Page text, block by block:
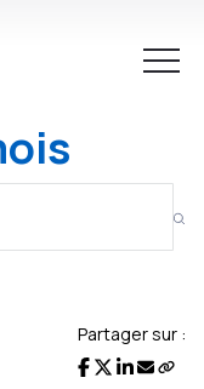
Partager sur :